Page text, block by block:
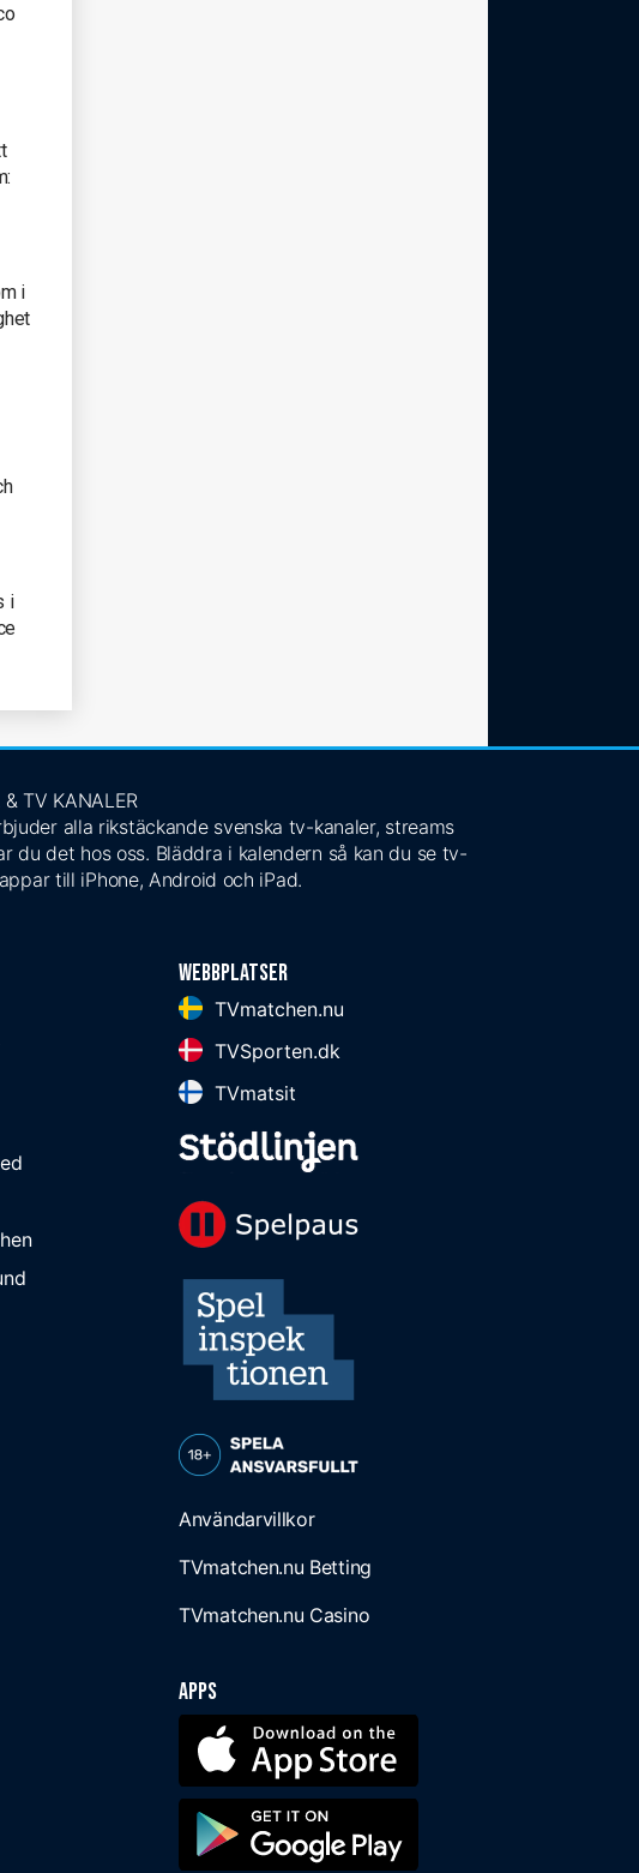
i
i
TV KANALER
alla rikstäckande svenska tv-kanaler, streams
det hos oss. Bläddra i kalendern så kan du se tv-
till iPhone, Android och iPad.
Webbplatser
TVmatchen.nu
TVSporten.dk
TVmatsit
Användarvillkor
TVmatchen.nu Betting
TVmatchen.nu Casino
Apps